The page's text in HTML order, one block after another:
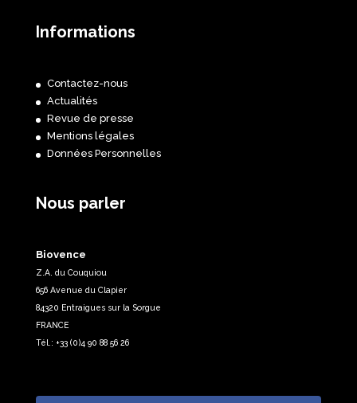
Informations
Contactez-nous
Actualités
Revue de presse
Mentions légales
Données Personnelles
Nous parler
Biovence
Z.A. du Couquiou
656 Avenue du Clapier
84320 Entraigues sur la Sorgue
FRANCE
Tél.: +33 (0)4 90 88 56 26